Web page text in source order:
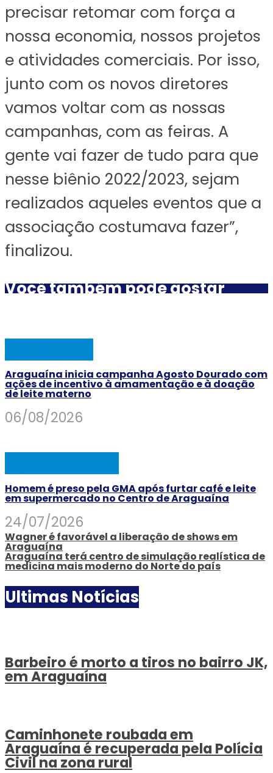
precisar retomar com força a
nossa economia, nossos projetos
e atividades comerciais. Por isso,
junto com os novos diretores
vamos voltar com as nossas
campanhas, com as feiras. A
gente vai fazer de tudo para que
nesse biênio 2022/2023, sejam
realizados aqueles eventos que a
associação costumava fazer”,
finalizou.
Você também pode gostar
Araguaína inicia campanha Agosto Dourado com
ações de incentivo à amamentação e à doação
de leite materno
06/08/2026
Homem é preso pela GMA após furtar café e leite
em supermercado no Centro de Araguaína
24/07/2026
Wagner é favorável a liberação de shows em
Araguaína
Araguaína terá centro de simulação realística de
medicina mais moderno do Norte do país
Ultimas Notícias
Barbeiro é morto a tiros no bairro JK,
em Araguaína
Caminhonete roubada em
Araguaína é recuperada pela Polícia
Civil na zona rural